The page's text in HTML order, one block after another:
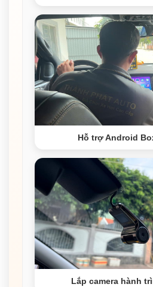
Hỗ trợ Android
Lắp camera hành